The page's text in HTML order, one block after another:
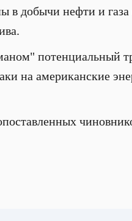
в добычи нефти и
потенциальный
на американские